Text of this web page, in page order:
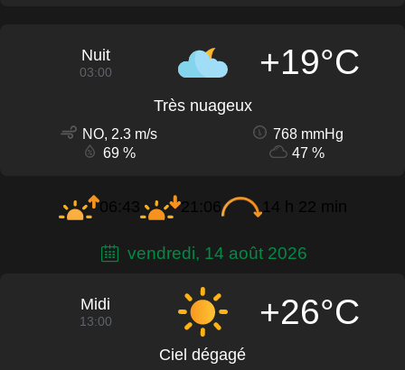
Nuit
03:00 +19°C
Très nuageux
NO, 2.3 m/s
768 mmHg
69 %
47 %
06:43 21:06 14 h 22 min
vendredi, 14 août 2026
Midi
13:00 +26°C
Ciel dégagé